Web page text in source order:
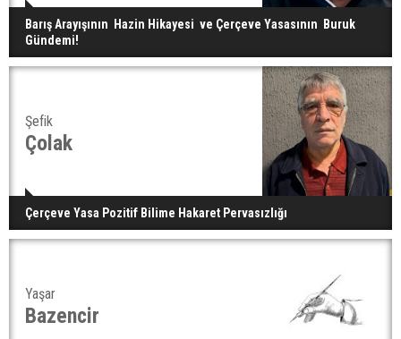
Barış Arayışının Hazin Hikayesi ve Çerçeve Yasasının Buruk
Gündemi!
Şefik
Çolak
Çerçeve Yasa Pozitif Bilime Hakaret Pervasızlığı
Yaşar
Bazencir